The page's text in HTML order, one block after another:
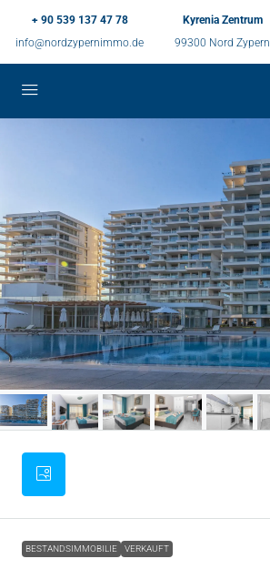
+ 90 539 137 47 78
info@nordzypernimmo.de
Kyrenia Zentrum
99300 Nord Zypern
BESTANDSIMMOBILIE VERKAUFT